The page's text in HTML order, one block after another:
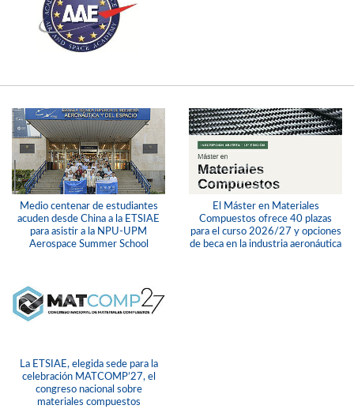
Medio centenar de estudiantes
acuden desde China a la ETSIAE
para asistir a la NPU-UPM
Aerospace Summer School
El Máster en Materiales
Compuestos ofrece 40 plazas
para el curso 2026/27 y opciones
de beca en la industria aeronáutica
La ETSIAE, elegida sede para la
celebración MATCOMP’27, el
congreso nacional sobre
materiales compuestos